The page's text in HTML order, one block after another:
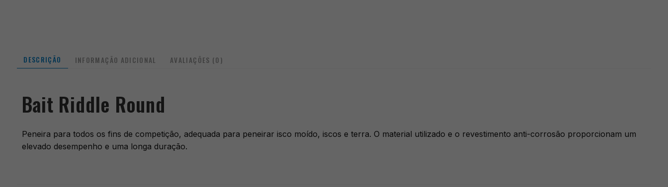
DESCRIÇÃO INFORMAÇÃO ADICIONAL AVALIAÇÕES (0)
Bait Riddle Round
Peneira para todos os fins de competição, adequada para peneirar isco moído, iscos e terra. O material utilizado e o revestimento anti-corrosão proporcionam um
elevado desempenho e uma longa duração.